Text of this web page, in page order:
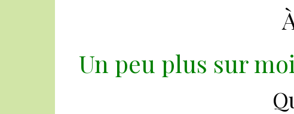
Un peu plus sur